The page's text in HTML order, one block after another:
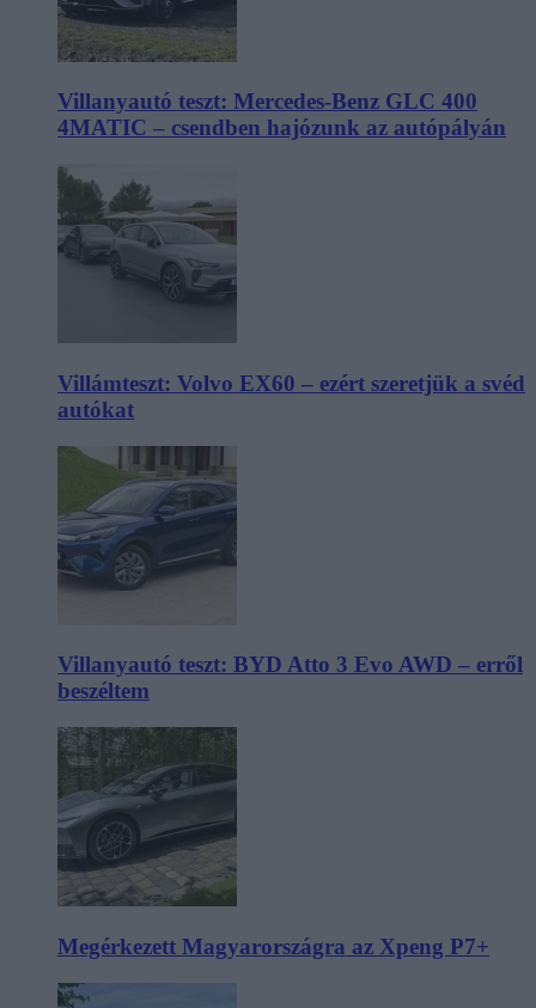
Villanyautó teszt: Mercedes-Benz GLC 400
4MATIC – csendben hajózunk az autópályán
Villámteszt: Volvo EX60 – ezért szeretjük a svéd
autókat
Villanyautó teszt: BYD Atto 3 Evo AWD – erről
beszéltem
Megérkezett Magyarországra az Xpeng P7+